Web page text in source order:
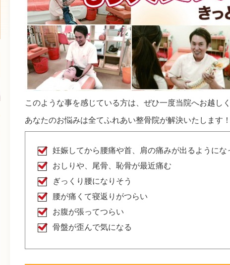
このような事を感じている方は、ぜひ一度当院へお越し
あなたのお悩みは全てふれあい整骨院が解決いたします
妊娠してから腰痛や首、肩の痛みが出るようにな
おしりや、尾骨、恥骨が最近痛む
ぎっくり腰になりそう
腰が痛くて寝返りがつらい
お腹が張ってつらい
骨盤が歪んで気になる